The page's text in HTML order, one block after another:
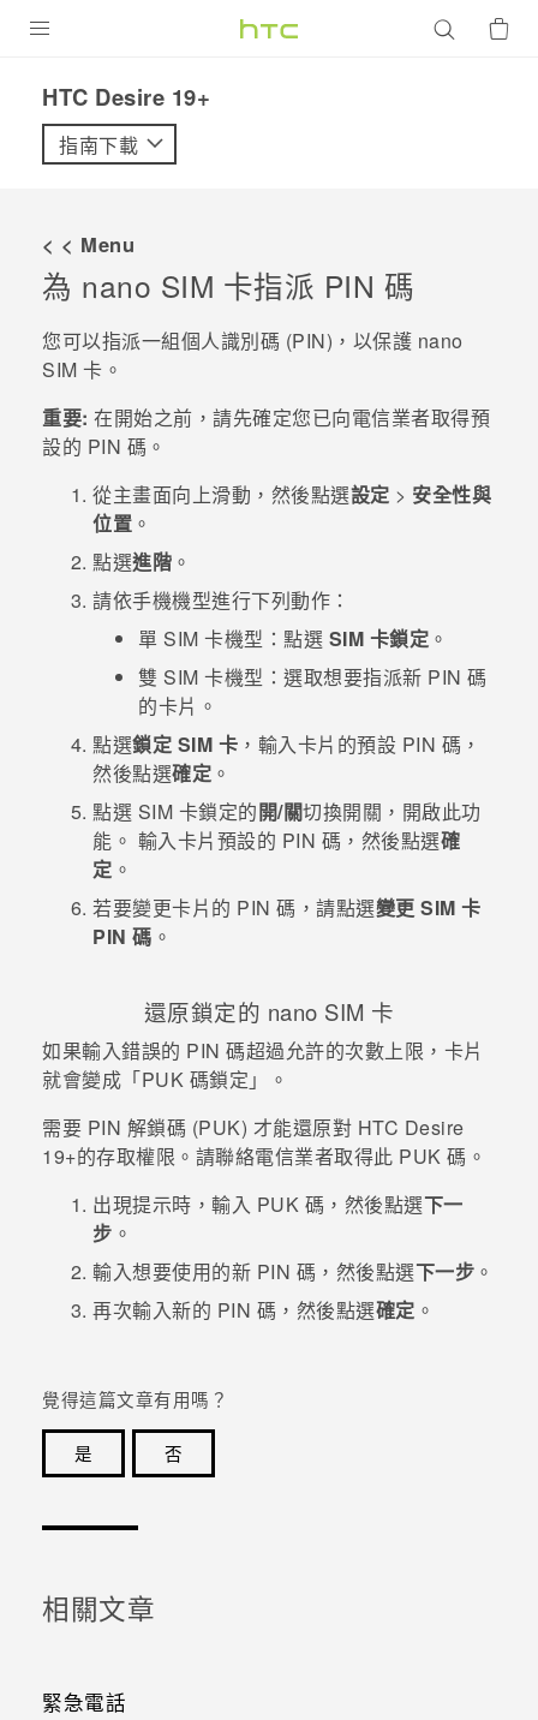
VIVE
配件
優惠專區
焦點訊息
企業採購
銷售門市
VIVELAND
‎HTC Desire 19+‎‎
指南下載
< < Menu
為 nano SIM 卡指派 PIN 碼
您可以指派一組個人識別碼 (PIN)，以保護 nano
SIM 卡。
重要: 在開始之前，請先確定您已向電信業者取得預
設的 PIN 碼。
從主畫面向上滑動，然後點選設定 > 安全性與
位置 。
點選進階 。
請依手機機型進行下列動作：
單 SIM 卡機型： 點選 SIM 卡鎖定 。
雙 SIM 卡機型： 選取想要指派新 PIN 碼
的卡片。
點選鎖定 SIM 卡 ，輸入卡片的預設 PIN 碼，
然後點選確定 。
點選 SIM 卡鎖定的開/關切換開關，開啟此功
能。 輸入卡片預設的 PIN 碼，然後點選確
定 。
若要變更卡片的 PIN 碼，請點選變更 SIM 卡
PIN 碼 。
還原鎖定的 nano SIM 卡
如果輸入錯誤的 PIN 碼超過允許的次數上限，卡片
就會變成「PUK 碼鎖定」。
需要 PIN 解鎖碼 (PUK) 才能還原對 HTC Desire
19+‍的存取權限。請聯絡電信業者取得此 PUK 碼。
出現提示時，輸入 PUK 碼，然後點選下一
步 。
輸入想要使用的新 PIN 碼，然後點選下一步 。
再次輸入新的 PIN 碼，然後點選確定 。
覺得這篇文章有用嗎？
是
否
相關文章
緊急電話